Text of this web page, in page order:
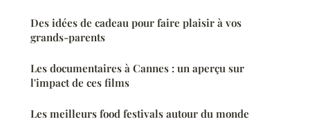
Des idées de cadeau pour faire plaisir à vos
grands-parents
Les documentaires à Cannes : un aperçu sur
l'impact de ces films
Les meilleurs food festivals autour du monde